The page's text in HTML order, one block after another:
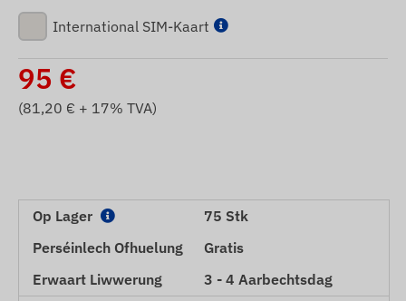
International SIM-Kaart
95 €
(81,20 € + 17% TVA)
Op Lager
75 Stk
Perséinlech Ofhuelung
Gratis
Erwaart Liwwerung
3 - 4 Aarbechtsdag